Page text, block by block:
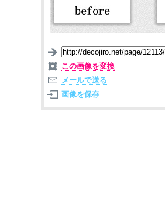
この画像を変換
メールで送る
画像を保存